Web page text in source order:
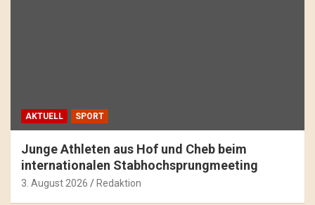
AKTUELL SPORT
Junge Athleten aus Hof und Cheb beim
internationalen Stabhochsprungmeeting
3. August 2026 Redaktion